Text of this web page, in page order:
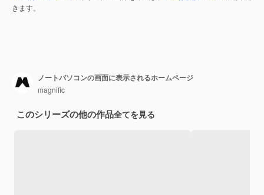
きます。
ノートパソコンの画面に表示されるホームページ
magnific
このシリーズの他の作品全てを見る